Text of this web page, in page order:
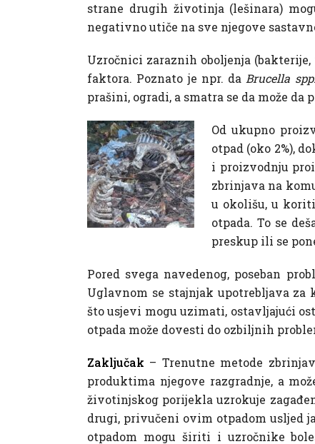
strane drugih životinja (lešinara)
negativno utiče na sve njegove
Uzročnici zaraznih oboljenja
faktora. Poznato je npr. daBrucella spp
prašini, ogradi, a smatra se da može
Od ukupno
otpad (oko 2%),
i proizvodnju
zbrinjava na
u okolišu, u
otpada. To se
preskup ili se
Pored svega navedenog, poseban
Uglavnom se stajnjak upotrebljava
što usjevi mogu uzimati, ostavljajući
otpada može dovesti do ozbiljnih
Zaključak – Trenutne metode
produktima njegove razgradnje, a
životinjskog porijekla uzrokuje
drugi, privučeni ovim otpadom usljed
otpadom mogu širiti i uzročnike